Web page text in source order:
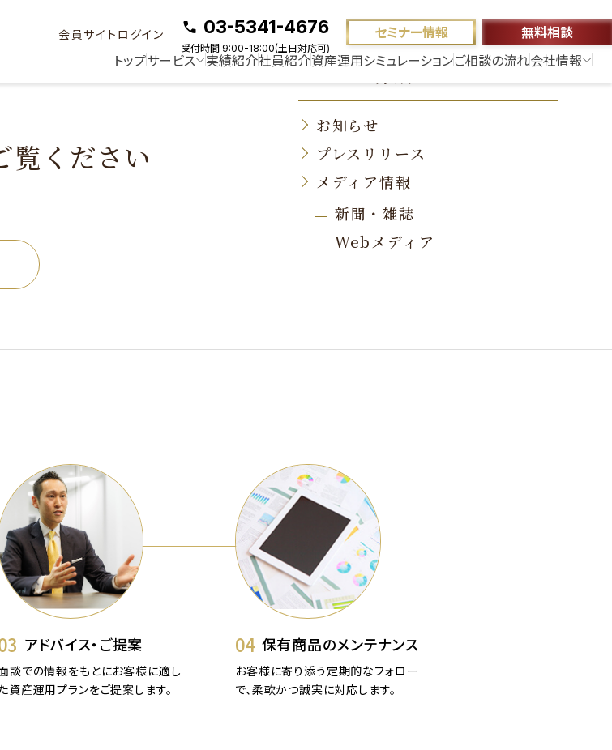
会員サイトログイン 03-5341-4676
受付時間 9:00-18:00(土日対応可)
セミナー情報 無料相談
トップサービス 実績紹介社員紹介資産運用シミュレーションご相談の流れ会社情報
覧ください
お知らせ
プレスリリース
メディア情報
新聞・雑誌
Webメディア
アドバイス・ご提案
談での情報をもとにお客様に適し
資産運用プランをご提案します。
04 保有商品のメンテナンス
お客様に寄り添う定期的なフォロー
で、柔軟かつ誠実に対応します。